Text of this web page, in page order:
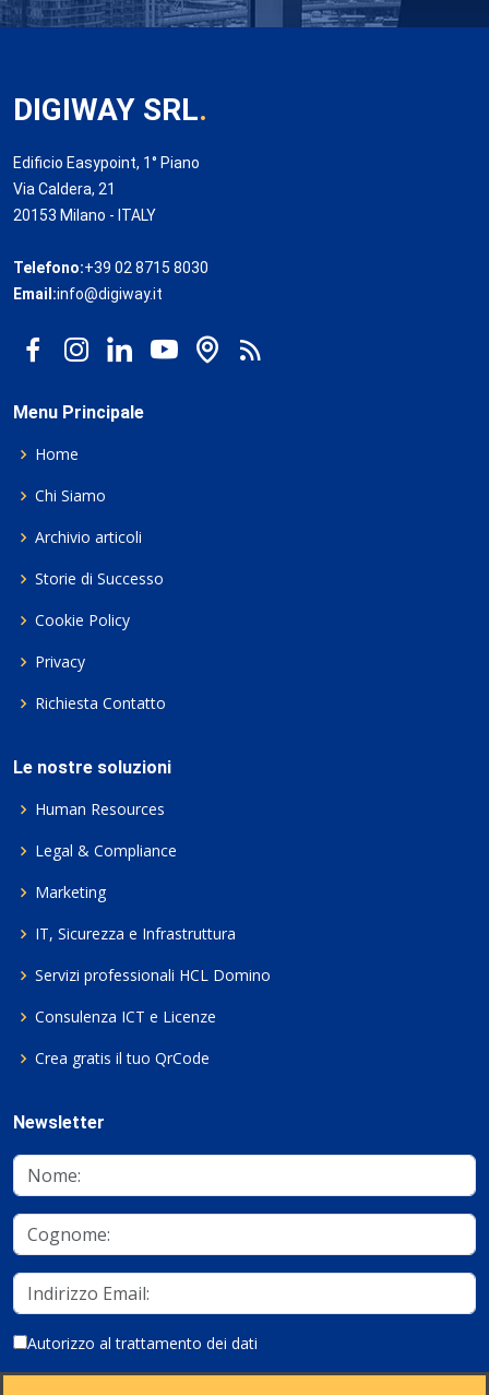
DIGIWAY SRL.
Edificio Easypoint, 1° Piano
Via Caldera, 21
20153 Milano - ITALY
Telefono:+39 02 8715 8030
Email:info@digiway.it
Menu Principale
Home
Chi Siamo
Archivio articoli
Storie di Successo
Cookie Policy
Privacy
Richiesta Contatto
Le nostre soluzioni
Human Resources
Legal & Compliance
Marketing
IT, Sicurezza e Infrastruttura
Servizi professionali HCL Domino
Consulenza ICT e Licenze
Crea gratis il tuo QrCode
Newsletter
Autorizzo al trattamento dei dati